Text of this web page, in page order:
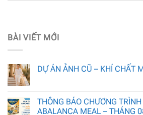
BÀI VIẾT MỚI
DỰ ÁN ẢNH CŨ – KHÍ CHẤT
THÔNG BÁO CHƯƠNG
ABALANCA MEAL – THÁNG